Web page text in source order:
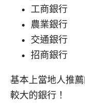
工商銀行
農業銀行
交通銀行
招商銀行
基本上當地人推
較大的銀行！